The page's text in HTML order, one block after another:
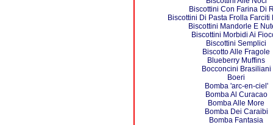
Biscottini Con Farina Di
Biscottini Di Pasta Frolla Farciti
Biscottini Mandorle E
Biscottini Morbidi Ai
Biscottini Semplici
Biscotto Alle Fragole
Blueberry Muffins
Bocconcini Brasiliani
Boeri
Bomba 'arc-en-ciel'
Bomba Al Curacao
Bomba Alle More
Bomba Dei Caraibi
Bomba Fantasia